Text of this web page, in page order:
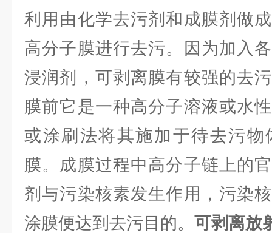
利用由化学去污剂和成膜剂做
高分子膜进行去污。因为加入
浸润剂，可剥离膜有较强的去
膜前它是一种高分子溶液或水
或涂刷法将其施加于待去污物
膜。成膜过程中高分子链上的
剂与污染核素发生作用，污染
涂膜便达到去污目的。 可剥离放